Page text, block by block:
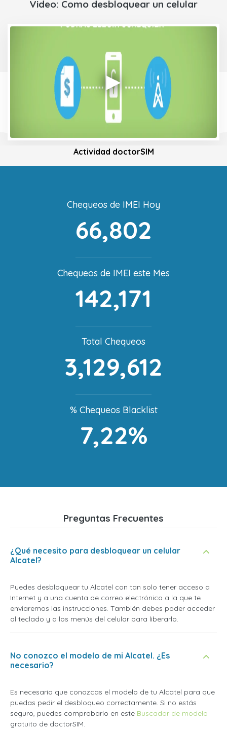
Video: Como desbloquear un celular
Actividad doctorSIM
Chequeos de IMEI Hoy
66,802
Chequeos de IMEI este Mes
142,171
Total Chequeos
3,129,612
% Chequeos Blacklist
7,22%
Preguntas Frecuentes
¿Qué necesito para desbloquear un celular
Alcatel?
Puedes desbloquear tu Alcatel con tan solo tener acceso a
Internet y a una cuenta de correo electrónico a la que te
enviaremos las instrucciones. También debes poder acceder
al teclado y a los menús del celular para liberarlo.
No conozco el modelo de mi Alcatel. ¿Es
necesario?
Es necesario que conozcas el modelo de tu Alcatel para que
puedas pedir el desbloqueo correctamente. Si no estás
seguro, puedes comprobarlo en este Buscador de modelo
gratuito de doctorSIM.